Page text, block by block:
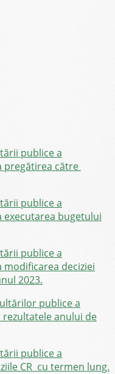
publice a
pregătirea către
publice a
executarea bugetului
publice a
deciziei
2023.
publice a
anului de
publice a
CR cu termen lung.